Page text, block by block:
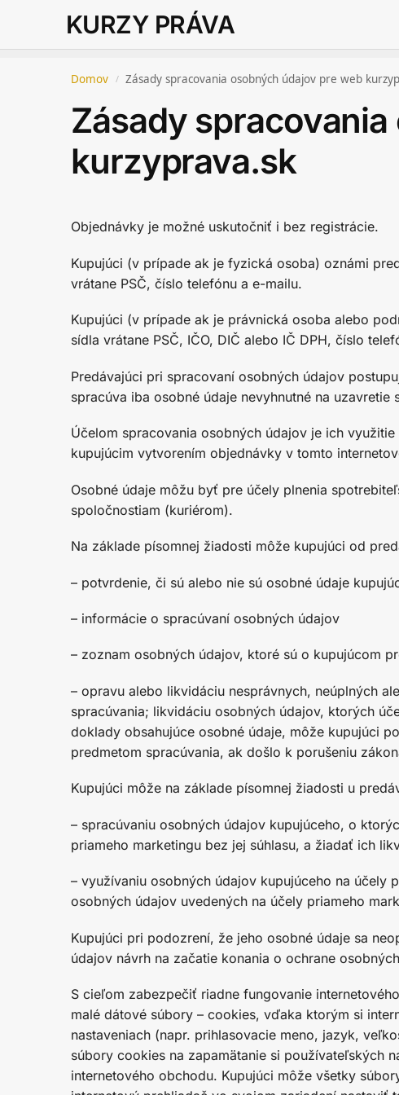
KURZY PRÁVA
Domov / Zásady spracovania osobných údajov pre web
Zásady
kurzyprava.sk
Objednávky je možné uskutočniť i bez registrácie.
Kupujúci (v prípade ak je fyzická osoba) oznámi
vrátane PSČ, číslo telefónu a e-mailu.
Kupujúci (v prípade ak je právnická osoba alebo
sídla vrátane PSČ, IČO, DIČ alebo IČ DPH, číslo
Predávajúci pri spracovaní osobných údajov
spracúva iba osobné údaje nevyhnutné na uzavretie
Účelom spracovania osobných údajov je ich
kupujúcim vytvorením objednávky v tomto
Osobné údaje môžu byť pre účely plnenia
spoločnostiam (kuriérom).
Na základe písomnej žiadosti môže kupujúci od
– potvrdenie, či sú alebo nie sú osobné údaje
– informácie o spracúvaní osobných údajov
– zoznam osobných údajov, ktoré sú o kupujúcom
– opravu alebo likvidáciu nesprávnych, neúplných
spracúvania; likvidáciu osobných údajov, ktorých
doklady obsahujúce osobné údaje, môže kupujúci
predmetom spracúvania, ak došlo k porušeniu
Kupujúci môže na základe písomnej žiadosti u
– spracúvaniu osobných údajov kupujúceho, o
priameho marketingu bez jej súhlasu, a žiadať ich
– využívaniu osobných údajov kupujúceho na účely
osobných údajov uvedených na účely priameho
Kupujúci pri podozrení, že jeho osobné údaje sa
údajov návrh na začatie konania o ochrane
S cieľom zabezpečiť riadne fungovanie
malé dátové súbory – cookies, vďaka ktorým si
nastaveniach (napr. prihlasovacie meno, jazyk,
súbory cookies na zapamätanie si používateľských
internetového obchodu. Kupujúci môže všetky